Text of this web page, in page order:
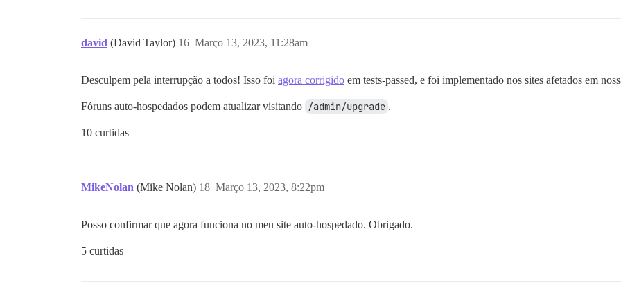
david (David Taylor) Março 13, 2023, 11:28am
16
Desculpem pela interrupção a todos! Isso foi agora corrigido em tests-passed, e foi implementado nos sites afetados em
Fóruns auto-hospedados podem atualizar visitando /admin/upgrade .
10 curtidas
MikeNolan (Mike Nolan) Março 13, 2023, 8:22pm
18
Posso confirmar que agora funciona no meu site auto-hospedado. Obrigado.
5 curtidas